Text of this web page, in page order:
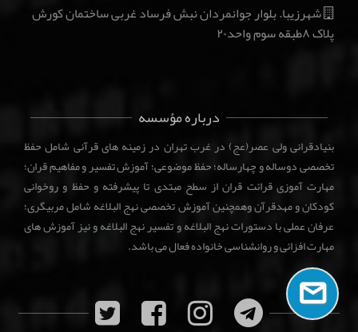
شهرزیبا. بلوار جوانمردان نبش فرساد غربی ساختمان کورش
پلاک ۸طبقه سوم واحد۲۰
درباره مؤسسه
بنیادقرانی ولی عصر(عج) در غرب تهران در زمینه های قرآنی شامل حفظ
تخصصی دوساله و چهارساله؛ حفظ موضوعی؛ آموزش تفسیر و مفاهیم قران؛
مهارت آموزی قرائت قران از سطح مبتدی تا پیشرفته و حفظ و روخوانی
کودکان و مهدقرآن وهمچنین آموزش تخصصی نهج البلاغه شامل مربیگری؛
عرفان عملی با دستورات نهج البلاغه و تفسیر نهج البلاغه و نیز آموزش های
مهارت افزائی و روانشناسی خانواده فعال می باشد.